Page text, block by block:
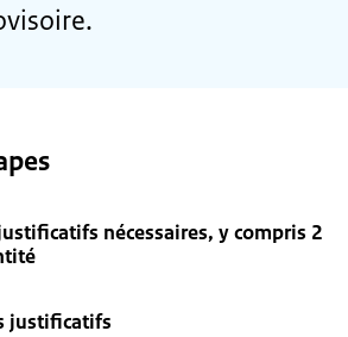
nécessaires, y compris 2
justificatifs